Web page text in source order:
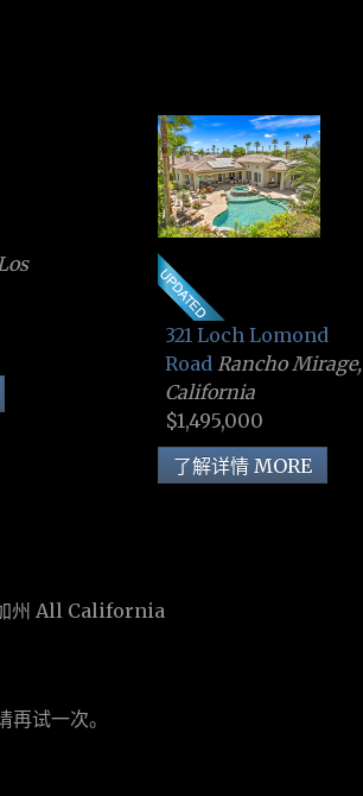
Los
321 Loch Lomond
Road Rancho Mirage,
California
$1,495,000
了解详情 MORE
州 All California
试一次。